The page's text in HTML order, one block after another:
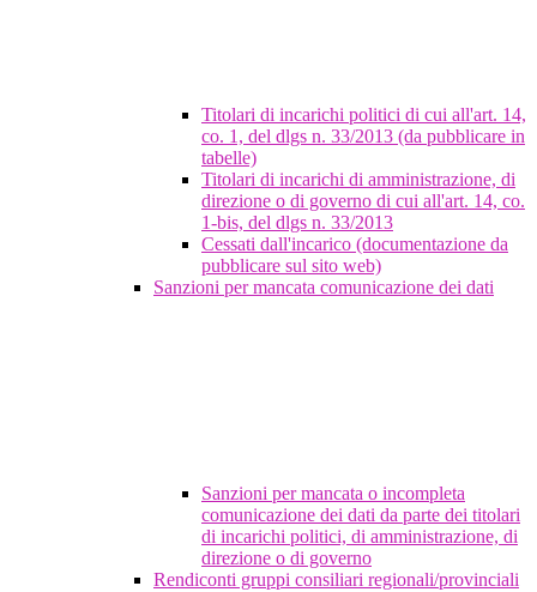
Titolari di incarichi politici di cui all'art. 14,
co. 1, del dlgs n. 33/2013 (da pubblicare in
tabelle)
Titolari di incarichi di amministrazione, di
direzione o di governo di cui all'art. 14, co.
1-bis, del dlgs n. 33/2013
Cessati dall'incarico (documentazione da
pubblicare sul sito web)
Sanzioni per mancata comunicazione dei dati
Sanzioni per mancata o incompleta
comunicazione dei dati da parte dei titolari
di incarichi politici, di amministrazione, di
direzione o di governo
Rendiconti gruppi consiliari regionali/provinciali